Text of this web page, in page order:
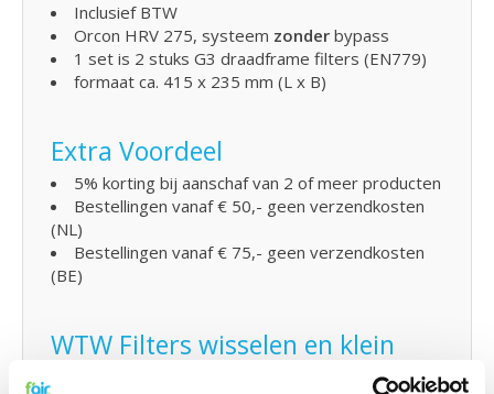
Inclusief BTW
Orcon HRV 275, systeem zonder bypass
1 set is 2 stuks G3 draadframe filters (EN779)
formaat ca. 415 x 235 mm (L x B)
Extra Voordeel
5% korting bij aanschaf van 2 of meer producten
Bestellingen vanaf € 50,- geen verzendkosten
(NL)
Bestellingen vanaf € 75,- geen verzendkosten
(BE)
WTW Filters wisselen en klein